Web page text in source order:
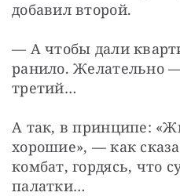
добавил второй.
— А чтобы дали
ранило. Желательно
третий…
А так, в принципе:
хорошие», — как
комбат, гордясь, что
палатки…